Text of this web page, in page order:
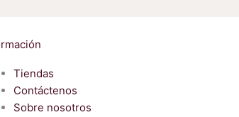
Tiendas
Contáctenos
Sobre nosotros